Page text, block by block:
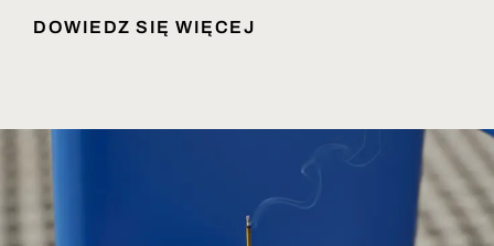
DOWIEDZ SIĘ WIĘCEJ